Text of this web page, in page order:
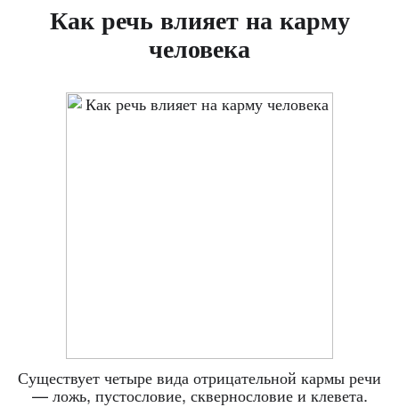
Как речь влияет на карму
человека
Существует четыре вида отрицательной кармы речи
— ложь, пустословие, сквернословие и клевета.